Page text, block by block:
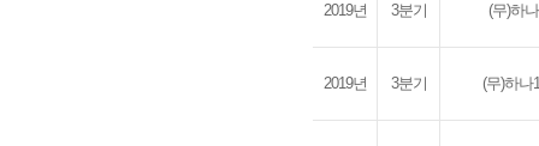
2019년 3분기 (무)하
2019년 3분기 (무)하나